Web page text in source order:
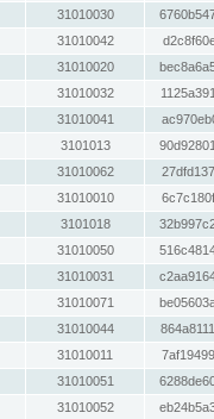
31010030
31010042
31010020
31010032
31010041
3101013
31010062
31010010
3101018
31010050
31010031
31010071
31010044
31010011
31010051
31010052